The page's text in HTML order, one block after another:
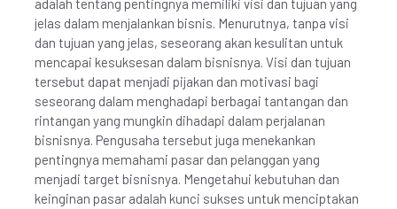
adalah tentang pentingnya memiliki visi dan tujuan yang
jelas dalam menjalankan bisnis. Menurutnya, tanpa visi
dan tujuan yang jelas, seseorang akan kesulitan untuk
mencapai kesuksesan dalam bisnisnya. Visi dan tujuan
tersebut dapat menjadi pijakan dan motivasi bagi
seseorang dalam menghadapi berbagai tantangan dan
rintangan yang mungkin dihadapi dalam perjalanan
bisnisnya. Pengusaha tersebut juga menekankan
pentingnya memahami pasar dan pelanggan yang
menjadi target bisnisnya. Mengetahui kebutuhan dan
keinginan pasar adalah kunci sukses untuk menciptakan